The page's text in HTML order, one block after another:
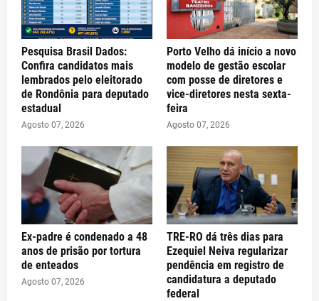
Pesquisa Brasil Dados:
Confira candidatos mais
lembrados pelo eleitorado
de Rondônia para deputado
estadual
Agosto 07, 2026
Porto Velho dá início a novo
modelo de gestão escolar
com posse de diretores e
vice-diretores nesta sexta-
feira
Agosto 07, 2026
Ex-padre é condenado a 48
anos de prisão por tortura
de enteados
Agosto 07, 2026
TRE-RO dá três dias para
Ezequiel Neiva regularizar
pendência em registro de
candidatura a deputado
federal